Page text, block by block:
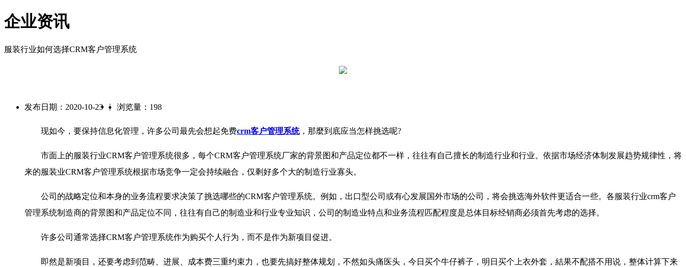
企业资讯
服装行业如何选择CRM客户管理系统
发布日期：2020-10-23 | 浏览量：198
现如今，要保持信息化管理，许多公司最先会想起免费crm客户管理系统，那麼到底应当怎样挑选呢?
市面上的服装行业CRM客户管理系统很多，每个CRM客户管理系统厂家的背景图和产品定位都不一样，往往有自己擅长的制造行业和行业。依据市场经济体制发展趋势规律性，将
来的服装业CRM客户管理系统根据市场竞争一定会持续融合，仅剩好多个大的制造行业寡头。
公司的战略定位和本身的业务流程要求决策了挑选哪些的CRM客户管理系统。例如，出口型公司或有心发展国外市场的公司，将会挑选海外软件更适合一些。各服装行业crm客户
管理系统制造商的背景图和产品定位不同，往往有自己的制造业和行业专业知识，公司的制造业特点和业务流程匹配程度是总体目标经销商必须首先考虑的选择。
许多公司通常选择CRM客户管理系统作为购买个人行为，而不是作为新项目促进。
即然是新项目，还要考虑到范畴、进展、成本费三重约束力，也要先搞好整体规划，不然如头痛医头，今日买个牛仔裤子，明日买个上衣外套，結果不配搭不用说，整体计算下来